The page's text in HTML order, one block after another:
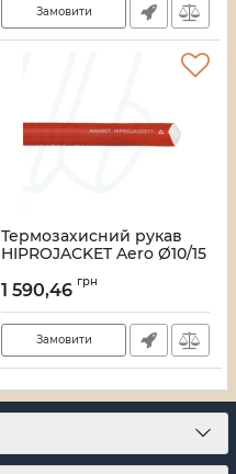
Замовити
Термозахисний рукав
HIPROJACKET Aero Ø10/15
Артикул:33_00000004861
1 590,46 грн
Замовити